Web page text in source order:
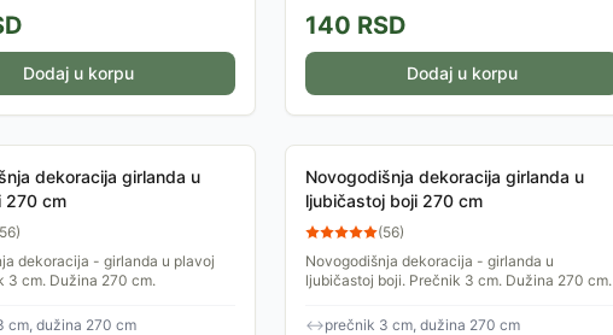
Dodaj u korpu
140 RSD
Dodaj u korpu
dekoracija girlanda u
270 cm
56)
dekoracija - girlanda u plavoj
3 cm. Dužina 270 cm.
cm, dužina 270 cm
Novogodišnja dekoracija girlanda u
ljubičastoj boji 270 cm
(56)
Novogodišnja dekoracija - girlanda u
ljubičastoj boji. Prečnik 3 cm. Dužina 270 cm.
↔prečnik 3 cm, dužina 270 cm